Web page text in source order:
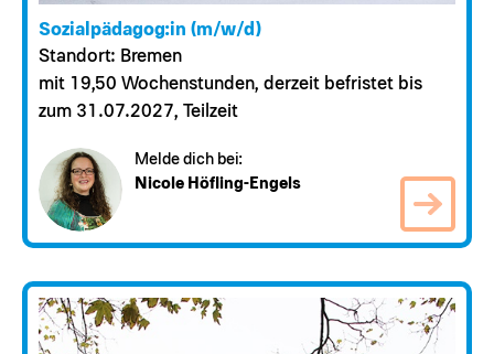
Sozialpädagog:in (m/w/d)
Standort: Bremen
mit 19,50 Wochenstunden, derzeit befristet bis
zum 31.07.2027, Teilzeit
Melde dich bei:
Nicole Höfling-Engels